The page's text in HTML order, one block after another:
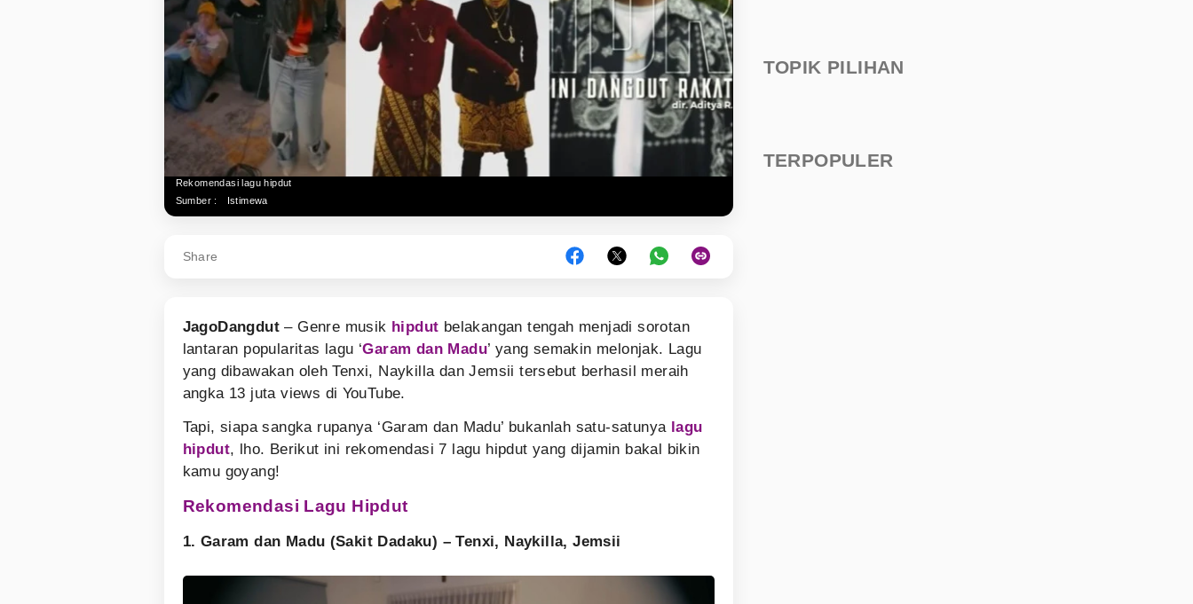
Rekomendasi lagu hipdut
Sumber :
Istimewa
Share
JagoDangdut– Genre musik hipdut belakangan tengah menjadi sorotan
lantaran popularitas lagu ‘Garam dan Madu’ yang semakin melonjak. Lagu
yang dibawakan oleh Tenxi, Naykilla dan Jemsii tersebut berhasil meraih
angka 13 juta views di YouTube.
Tapi, siapa sangka rupanya ‘Garam dan Madu’ bukanlah satu-satunya lagu
hipdut, lho. Berikut ini rekomendasi 7 lagu hipdut yang dijamin bakal bikin
kamu goyang!
Rekomendasi Lagu Hipdut
1. Garam dan Madu (Sakit Dadaku) – Tenxi, Naykilla, Jemsii
TOPIK PILIHAN
TERPOPULER